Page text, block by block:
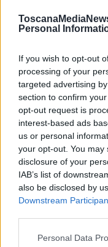
Personal
If you wish to opt-out
processing of your
targeted advertising
section to confirm
opt-out request is
interest-based ads
us or personal
your opt-out. You
disclosure of your
IAB’s list of
also be disclosed by
Downstream
Personal Data
Insomnia
Il guardiano
Erodoto e Tucidide
Il padre della storia
Pensieri brevi
L'evoluzione della
Il servizio
Riflessioni
L'Oscuro
Generazioni
Cristobal
Il paese dei balocchi
Ciò che resta
La balena
Vittorio
Primavera